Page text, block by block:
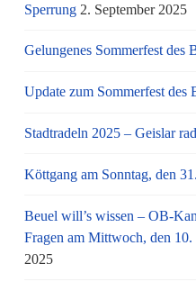
Sperrung 2. September 2025
Gelungenes Sommerfest des
Update zum Sommerfest des
Stadtradeln 2025 – Geislar
Köttgang am Sonntag, den
Beuel will’s wissen – OB-
Fragen am Mittwoch, den 10.
2025